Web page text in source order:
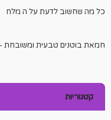
כל מה שחשוב לדעת על ה מלח
חמאת בוטנים טבעית ומשובחת
קטגוריות